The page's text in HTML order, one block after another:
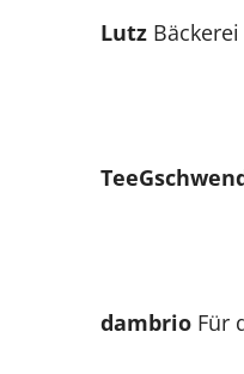
Lutz Bäckerei
dambrio Für